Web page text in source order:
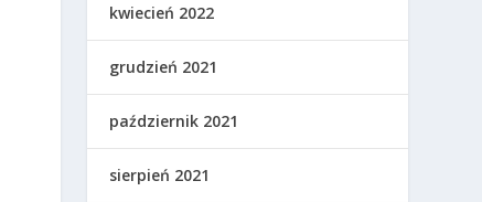
kwiecień 2022
grudzień 2021
październik 2021
sierpień 2021